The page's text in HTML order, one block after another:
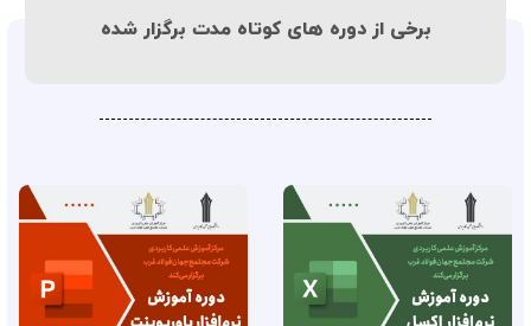
برخی از دوره های کوتاه مدت برگزار شده